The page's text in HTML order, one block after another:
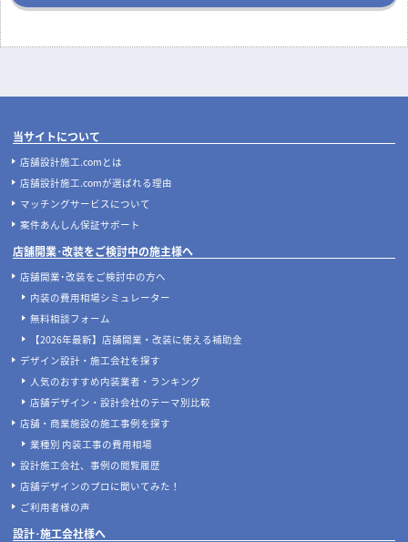
当サイトについて
店舗設計施工.comとは
店舗設計施工.comが選ばれる理由
マッチングサービスについて
案件あんしん保証サポート
店舗開業･改装をご検討中の施主様へ
店舗開業･改装をご検討中の方へ
内装の費用相場シミュレーター
無料相談フォーム
【2026年最新】店舗開業・改装に使える補助金
デザイン設計・施工会社を探す
人気のおすすめ内装業者・ランキング
店舗デザイン・設計会社のテーマ別比較
店舗・商業施設の施工事例を探す
業種別 内装工事の費用相場
設計施工会社、事例の閲覧履歴
店舗デザインのプロに聞いてみた！
ご利用者様の声
設計･施工会社様へ